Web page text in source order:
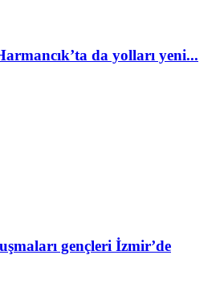
da yolları yeni...
gençleri İzmir’de